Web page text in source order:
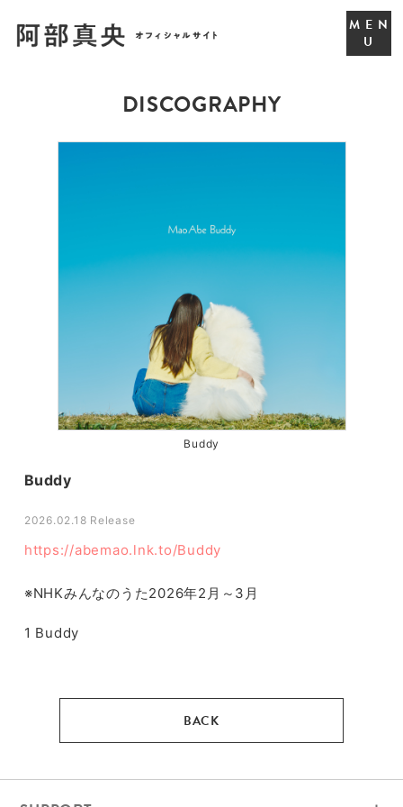
DISCOGRAPHY
Buddy
Buddy
2026.02.18
https://abemao.lnk.to/Buddy
※NHKみんなのうた2026年2月～3月
1 Buddy